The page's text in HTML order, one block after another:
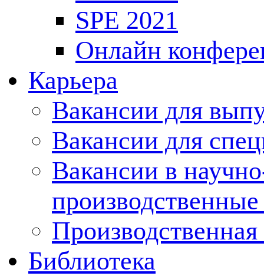
SPE 2021
Онлайн
Карьера
Вакансии для
Вакансии для
Вакансии в
Производственная
Библиотека